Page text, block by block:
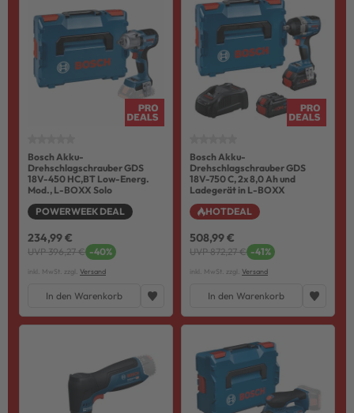
Bosch Akku-
Drehschlagschrauber GDS
18V-450 HC,BT Low-Energ.
Mod., L-BOXX Solo
POWERWEEK DEAL
234,99 €
UVP 396,27 € -40%
inkl. MwSt. zzgl. Versand
In den Warenkorb
Bosch Akku-
Drehschlagschrauber GDS
18V-750 C, 2x 8,0 Ah und
Ladegerät in L-BOXX
HOTDEAL
508,99 €
UVP 872,27 € -41%
inkl. MwSt. zzgl. Versand
In den Warenkorb